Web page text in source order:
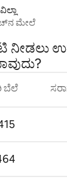
ಮೇಲೆ
ನೀಡಲು
ಬೆಲೆ